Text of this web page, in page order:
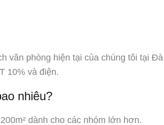
văn phòng hiện tại của chúng tôi tại Đà
10% và điện.
nhiêu?
dành cho các nhóm lớn hơn.